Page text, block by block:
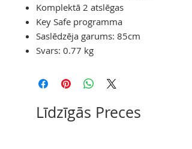
Komplektā 2 atslēgas
Key Safe programma
Saslēdzēja garums: 85cm
Svars: 0.77 kg
Līdzīgās Preces